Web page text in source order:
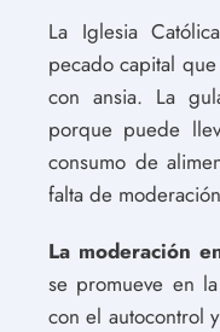
La Iglesia
pecado capital
con ansia. La
porque puede
consumo de
falta de
La moderación
se promueve en
con el autocontrol